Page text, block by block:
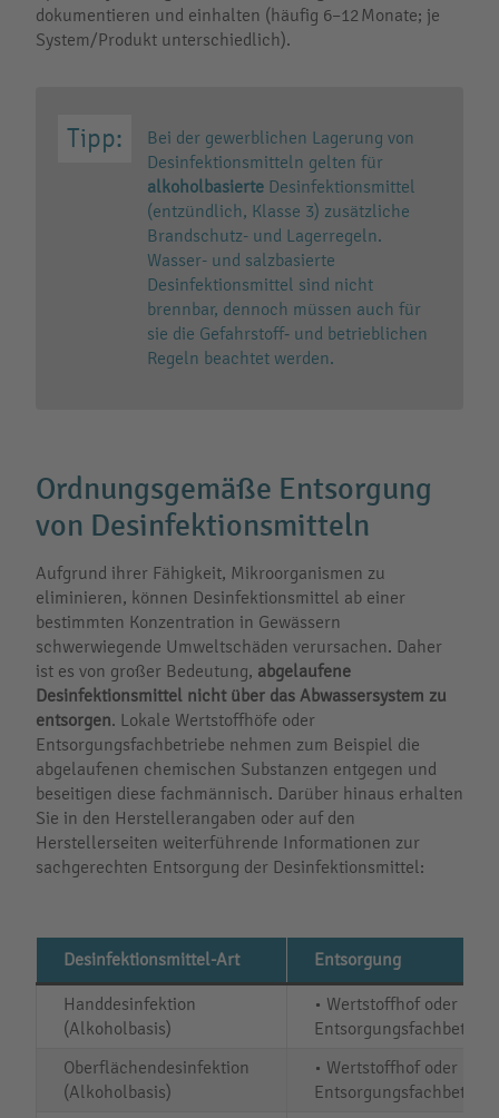
dokumentieren und einhalten (häufig 6–12 Monate; je
System/Produkt unterschiedlich).
Bei der gewerblichen Lagerung von
Desinfektionsmitteln gelten für
alkoholbasierte Desinfektionsmittel
(entzündlich, Klasse 3) zusätzliche
Brandschutz- und Lagerregeln.
Wasser- und salzbasierte
Desinfektionsmittel sind nicht
brennbar, dennoch müssen auch für
sie die Gefahrstoff‑ und betrieblichen
Regeln beachtet werden.
Ordnungsgemäße Entsorgung
von Desinfektionsmitteln
Aufgrund ihrer Fähigkeit, Mikroorganismen zu
eliminieren, können Desinfektionsmittel ab einer
bestimmten Konzentration in Gewässern
schwerwiegende Umweltschäden verursachen. Daher
ist es von großer Bedeutung, abgelaufene
Desinfektionsmittel nicht über das Abwassersystem zu
entsorgen. Lokale Wertstoffhöfe oder
Entsorgungsfachbetriebe nehmen zum Beispiel die
abgelaufenen chemischen Substanzen entgegen und
beseitigen diese fachmännisch. Darüber hinaus erhalten
Sie in den Herstellerangaben oder auf den
Herstellerseiten weiterführende Informationen zur
sachgerechten Entsorgung der Desinfektionsmittel:
Desinfektionsmittel-Art Entsorgung
Handdesinfektion
(Alkoholbasis)
• Wertstoffhof oder
Entsorgungsfachbetrieb
Oberflächendesinfektion
(Alkoholbasis)
• Wertstoffhof oder
Entsorgungsfachbetrieb